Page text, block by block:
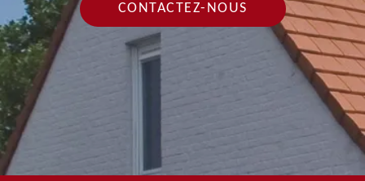
CONTACTEZ-NOUS